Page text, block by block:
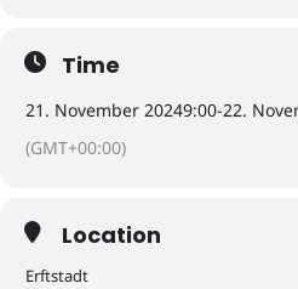
Time
21. November 20249:00-22.
(GMT+00:00)
Location
Erftstadt